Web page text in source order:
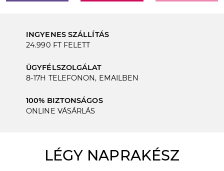
INGYENES SZÁLLÍTÁS
24.990 FT FELETT
ÜGYFÉLSZOLGÁLAT
8-17H TELEFONON, EMAILBEN
100% BIZTONSÁGOS
ONLINE VÁSÁRLÁS
LÉGY NAPRAKÉSZ